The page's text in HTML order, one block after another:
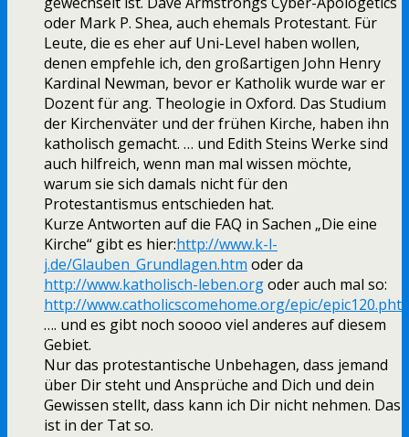
oder Mark P. Shea, auch ehemals Protestant. Für
Leute, die es eher auf Uni-Level haben wollen,
denen empfehle ich, den großartigen John Henry
Kardinal Newman, bevor er Katholik wurde war er
Dozent für ang. Theologie in Oxford. Das Studium
der Kirchenväter und der frühen Kirche, haben ihn
katholisch gemacht. … und Edith Steins Werke sind
auch hilfreich, wenn man mal wissen möchte,
warum sie sich damals nicht für den
Protestantismus entschieden hat.
Kurze Antworten auf die FAQ in Sachen „Die eine
Kirche“ gibt es hier:http://www.k-l-
j.de/Glauben_Grundlagen.htm oder da
http://www.katholisch-leben.orgoder auch mal so:
http://www.catholicscomehome.org/epic/
…. und es gibt noch soooo viel anderes auf diesem
Gebiet.
Nur das protestantische Unbehagen, dass jemand
über Dir steht und Ansprüche and Dich und dein
Gewissen stellt, dass kann ich Dir nicht nehmen. Das
ist in der Tat so.